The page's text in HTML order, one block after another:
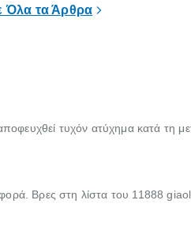
έναν πιστοποιημένο τεχνικό.
Όλα τα Άρθρα
τυχόν ατύχημα κατά τη
Βρες στη λίστα του 11888